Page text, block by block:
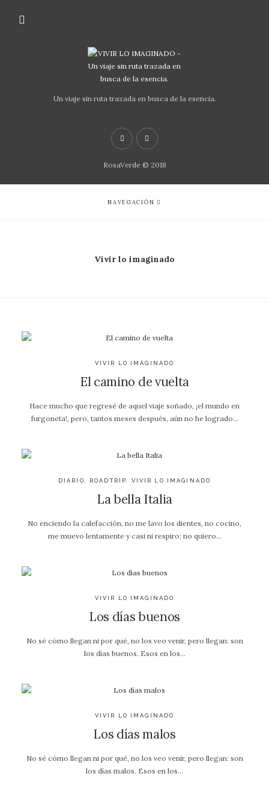
Un viaje sin ruta trazada en busca de la esencia.
RosaVerde © 2018
NAVEGACIÓN
Vivir lo imaginado
VIVIR LO IMAGINADO
El camino de vuelta
Hace mucho que regresé de aquel viaje soñado, ¡el mundo en
furgoneta!, pero, tantos meses después, aún no he logrado…
DIARIO, ROADTRIP, VIVIR LO IMAGINADO
La bella Italia
No enciendo la calefacción, no me lavo los dientes, no cocino,
me muevo lentamente y casi ni respiro; no quiero…
VIVIR LO IMAGINADO
Los días buenos
No sé cómo llegan ni por qué, no los veo venir, pero llegan: son
los días buenos. Esos en los…
VIVIR LO IMAGINADO
Los días malos
No sé cómo llegan ni por qué, no los veo venir, pero llegan: son
los días malos. Esos en los…